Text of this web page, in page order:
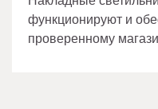
функционируют и
проверенному